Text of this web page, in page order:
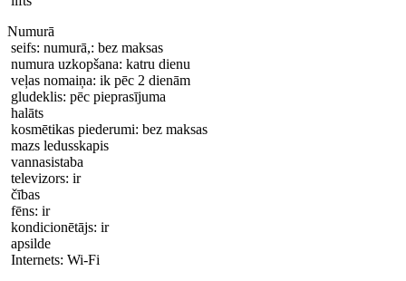
Numurā
seifs: numurā,: bez maksas
numura uzkopšana: katru dienu
veļas nomaiņa: ik pēc 2 dienām
gludeklis: pēc pieprasījuma
halāts
kosmētikas piederumi: bez maksas
mazs ledusskapis
vannasistaba
televizors: ir
čības
fēns: ir
kondicionētājs: ir
apsilde
Internets: Wi-Fi